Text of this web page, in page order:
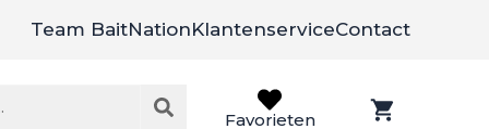
Team BaitNationKlantenserviceContact
Favorieten